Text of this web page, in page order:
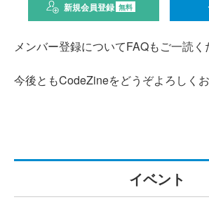
新規会員登録 無料
メンバー登録についてFAQもご一読く
今後ともCodeZineをどうぞよろしく
イベント